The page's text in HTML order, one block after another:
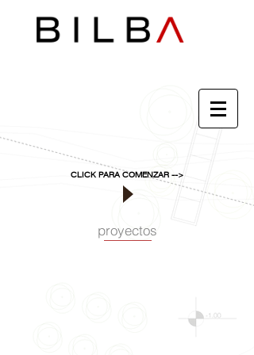
CLICK PARA COMENZAR -->
proyectos